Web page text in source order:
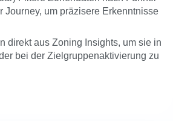
Zielgruppen und Seiten hinweg.
Filtere Zonendaten nach Funnel-
Journey, um präzisere Erkenntnisse
direkt aus Zoning Insights, um sie in